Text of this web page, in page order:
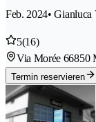
Feb. 2024• Gianluca
5(16)
Via Morée 66850
Termin reservieren